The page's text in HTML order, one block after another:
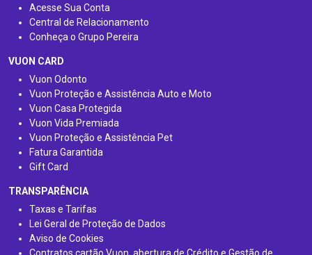
Acesse Sua Conta
Central de Relacionamento
Conheça o Grupo Pereira
VUON CARD
Vuon Odonto
Vuon Proteção e Assistência Auto e Moto
Vuon Casa Protegida
Vuon Vida Premiada
Vuon Proteção e Assistência Pet
Fatura Garantida
Gift Card
TRANSPARÊNCIA
Taxas e Tarifas
Lei Geral de Proteção de Dados
Aviso de Cookies